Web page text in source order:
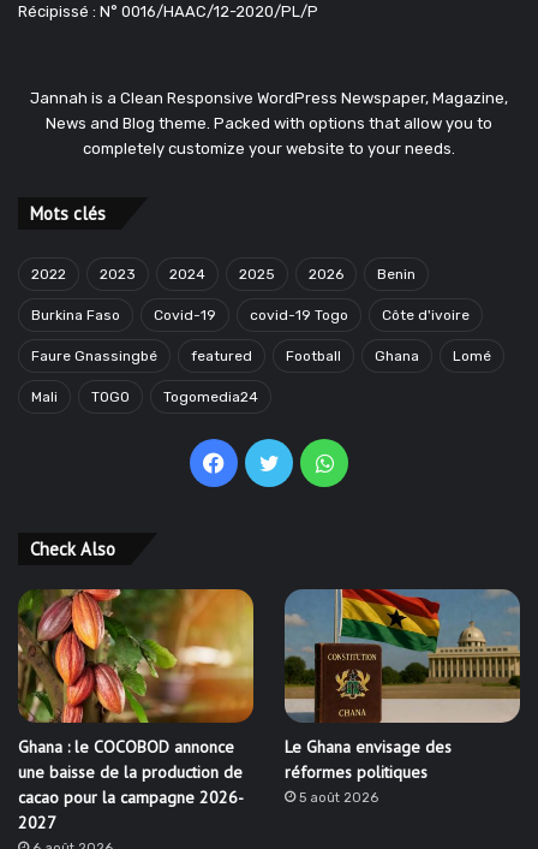
Récipissé : N° 0016/HAAC/12-2020/PL/P
Jannah is a Clean Responsive WordPress Newspaper, Magazine,
News and Blog theme. Packed with options that allow you to
completely customize your website to your needs.
Mots clés
2022 2023 2024 2025 2026 Benin
Burkina Faso Covid-19 covid-19 Togo Côte d'ivoire
Faure Gnassingbé featured Football Ghana Lomé
Mali TOGO Togomedia24
Facebook
TwitterWhatsApp
Check Also
Ghana : le COCOBOD annonce
une baisse de la production de
cacao pour la campagne 2026-
2027
Le Ghana envisage des
réformes politiques
5 août 2026